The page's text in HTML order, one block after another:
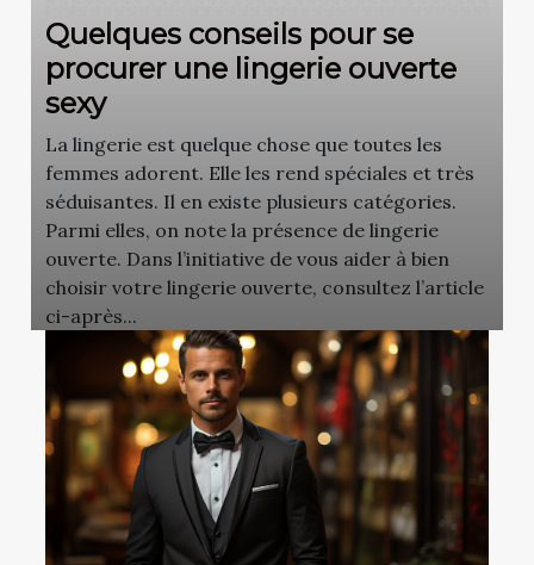
Quelques conseils pour se
procurer une lingerie ouverte
sexy
La lingerie est quelque chose que toutes les
femmes adorent. Elle les rend spéciales et très
séduisantes. Il en existe plusieurs catégories.
Parmi elles, on note la présence de lingerie
ouverte. Dans l’initiative de vous aider à bien
choisir votre lingerie ouverte, consultez l’article
ci-après...